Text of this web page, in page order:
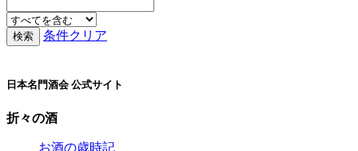
条件クリア
日本名門酒会 公式サイト
折々の酒
お酒の歳時記